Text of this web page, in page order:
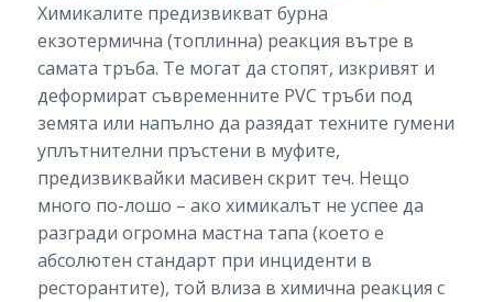
Химикалите предизвикват бурна
екзотермична (топлинна) реакция вътре в
самата тръба. Те могат да стопят, изкривят и
деформират съвременните PVC тръби под
земята или напълно да разядат техните гумени
уплътнителни пръстени в муфите,
предизвиквайки масивен скрит теч. Нещо
много по-лошо – ако химикалът не успее да
разгради огромна мастна тапа (което е
абсолютен стандарт при инциденти в
ресторантите), той влиза в химична реакция с